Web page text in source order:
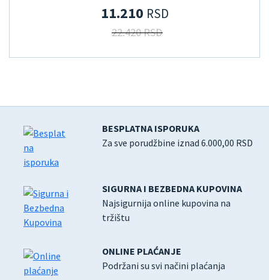
11.210 RSD
22.420 RSD
BESPLATNA ISPORUKA
Za sve porudžbine iznad 6.000,00 RSD
SIGURNA I BEZBEDNA KUPOVINA
Najsigurnija online kupovina na
tržištu
ONLINE PLAĆANJE
Podržani su svi načini plaćanja